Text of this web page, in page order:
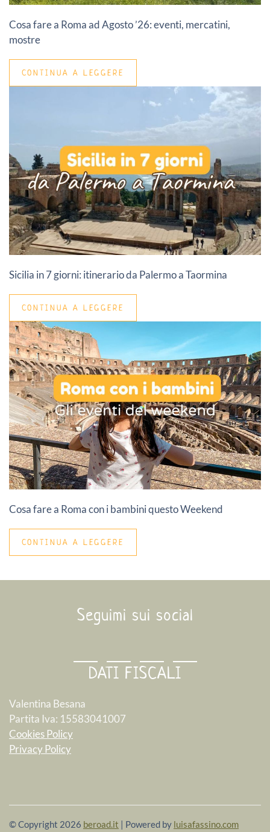
Cosa fare a Roma ad Agosto ’26: eventi, mercatini,
mostre
CONTINUA A LEGGERE
Sicilia in 7 giorni: itinerario da Palermo a Taormina
CONTINUA A LEGGERE
Cosa fare a Roma con i bambini questo Weekend
CONTINUA A LEGGERE
Seguimi sui social
DATI FISCALI
Valentina Besana
Partita Iva: 15583041007
Cookies Policy
Privacy Policy
© Copyright 2026​ beroad.it | Powered by luisafassino.com